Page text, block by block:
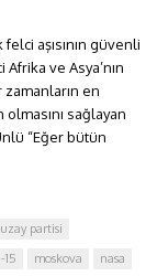
aşısının güvenli
ve Asya’nın
en
sağlayan
“Eğer bütün
partisi
15 moskova
nasa